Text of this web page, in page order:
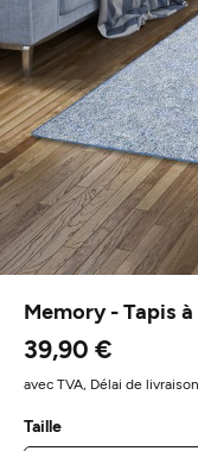
Memory - Tapis
39,90 €
avec TVA, Délai de
Taille